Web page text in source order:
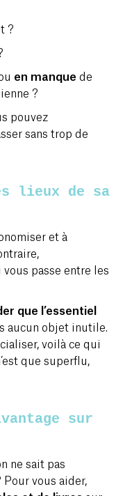
?
en manque de
?
pouvez
sans trop de
lieux de sa
et à
passe entre les
que l’essentiel
aucun objet inutile.
voilà ce qui
que superflu,
sur
ne sait pas
Pour vous aider,